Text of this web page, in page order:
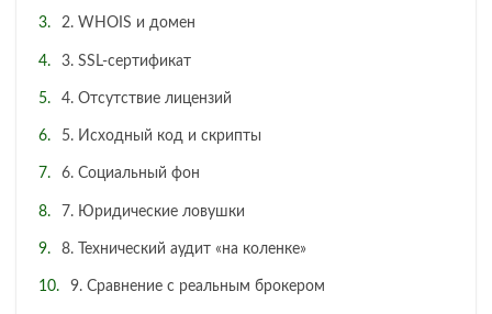
2. WHOIS и домен
3. SSL-сертификат
4. Отсутствие лицензий
5. Исходный код и скрипты
6. Социальный фон
7. Юридические ловушки
8. Технический аудит «на коленке»
9. Сравнение с реальным брокером